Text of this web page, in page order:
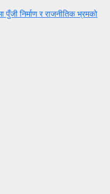
पुँजी निर्माण र राजनीतिक भ्रमको